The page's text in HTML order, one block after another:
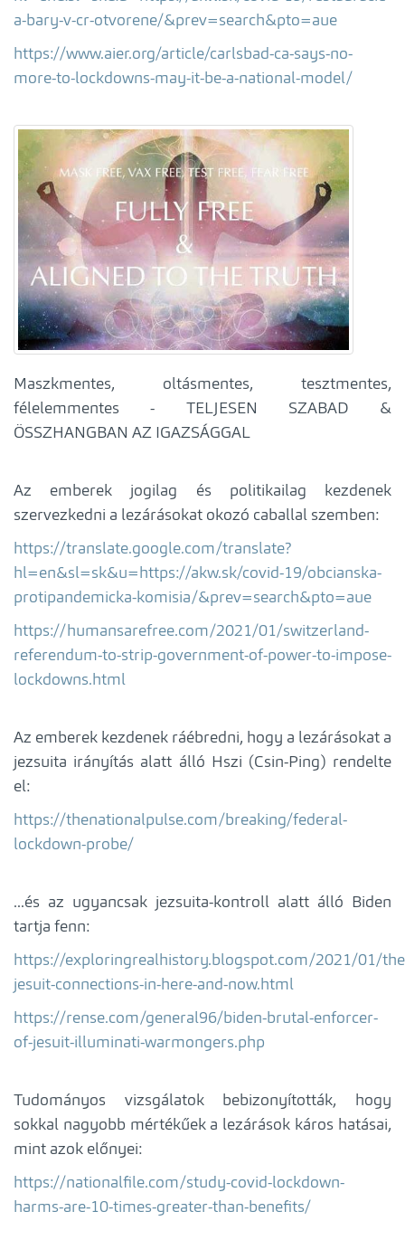
a-bary-v-cr-otvorene/&prev=search&pto=aue
https://www.aier.org/article/carlsbad-ca-says-no-
more-to-lockdowns-may-it-be-a-national-model/
Maszkmentes, oltásmentes, tesztmentes,
félelemmentes - TELJESEN SZABAD &
ÖSSZHANGBAN AZ IGAZSÁGGAL
Az emberek jogilag és politikailag kezdenek
szervezkedni a lezárásokat okozó caballal szemben:
https://translate.google.com/translate?
hl=en&sl=sk&u=https://akw.sk/covid-19/obcianska-
protipandemicka-komisia/&prev=search&pto=aue
https://humansarefree.com/2021/01/switzerland-
referendum-to-strip-government-of-power-to-impose-
lockdowns.html
Az emberek kezdenek ráébredni, hogy a lezárásokat a
jezsuita irányítás alatt álló Hszi (Csin-Ping) rendelte
el:
https://thenationalpulse.com/breaking/federal-
lockdown-probe/
...és az ugyancsak jezsuita-kontroll alatt álló Biden
tartja fenn:
https://exploringrealhistory.blogspot.com/2021/01/
jesuit-connections-in-here-and-now.html
https://rense.com/general96/biden-brutal-enforcer-
of-jesuit-illuminati-warmongers.php
Tudományos vizsgálatok bebizonyították, hogy
sokkal nagyobb mértékűek a lezárások káros hatásai,
mint azok előnyei:
https://nationalfile.com/study-covid-lockdown-
harms-are-10-times-greater-than-benefits/